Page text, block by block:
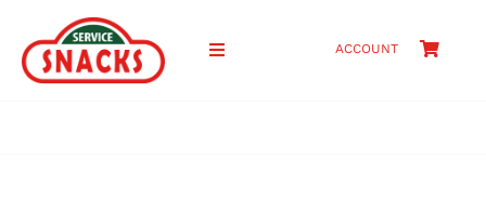
naar
inhoud
Toggle
ACCOUNT